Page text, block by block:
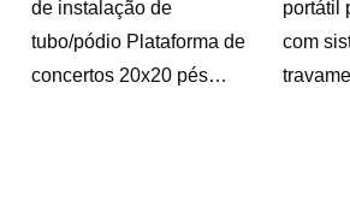
3 pés (0,9m)
de instalação de
tubo/pódio Plataforma de
concertos 20x20 pés
portátil
com